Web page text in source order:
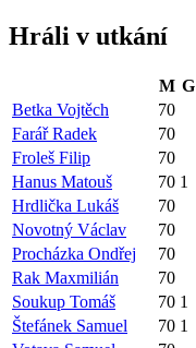
Hráli v utkání
M G
Betka Vojtěch
70
Farář Radek
70
Froleš Filip
70
Hanus Matouš
70 1
Hrdlička Lukáš
70
Novotný Václav
70
Procházka Ondřej
70
Rak Maxmilián
70
Soukup Tomáš
70 1
Štefánek Samuel
70 1